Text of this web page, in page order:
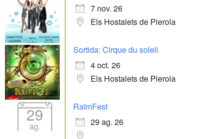
7 nov. 26
Els Hostalets de Pierola
Sortida: Cirque du soleil
4 oct. 26
Els Hostalets de Pierola
29
ag.
RaïmFest
29 ag. 26